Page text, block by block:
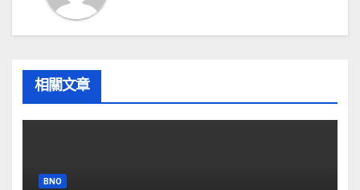
相關文章
BNO